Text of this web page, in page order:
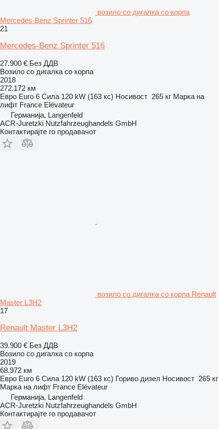
возило со дигалка со корпа
Mercedes-Benz Sprinter 516
21
Mercedes-Benz Sprinter 516
27.900 € Без ДДВ
Возило со дигалка со корпа
2018
272.172 км
Евро Euro 6 Сила 120 kW (163 кс) Носивост 265 кг Марка на
лифт France Elévateur
Германија, Langenfeld
ACR-Juretzki Nutzfahrzeughandels GmbH
Контактирајте го продавачот
возило со дигалка со корпа Renault
Master L3H2
17
Renault Master L3H2
39.900 € Без ДДВ
Возило со дигалка со корпа
2019
68.972 км
Евро Euro 6 Сила 120 kW (163 кс) Гориво дизел Носивост 265 кг
Марка на лифт France Elévateur
Германија, Langenfeld
ACR-Juretzki Nutzfahrzeughandels GmbH
Контактирајте го продавачот